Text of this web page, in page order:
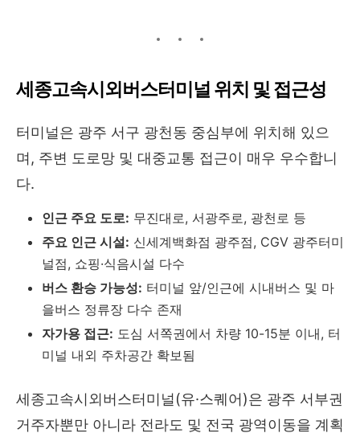
세종고속시외버스터미널 위치 및 접근성
터미널은 광주 서구 광천동 중심부에 위치해 있으
며, 주변 도로망 및 대중교통 접근이 매우 우수합니
다.
인근 주요 도로: 무진대로, 서광주로, 광천로 등
주요 인근 시설: 신세계백화점 광주점, CGV 광주터미
널점, 쇼핑·식음시설 다수
버스 환승 가능성: 터미널 앞/인근에 시내버스 및 마
을버스 정류장 다수 존재
자가용 접근: 도심 서쪽권에서 차량 10-15분 이내, 터
미널 내외 주차공간 확보됨
세종고속시외버스터미널(유·스퀘어)은 광주 서부권
거주자뿐만 아니라 전라도 및 전국 광역이동을 계획